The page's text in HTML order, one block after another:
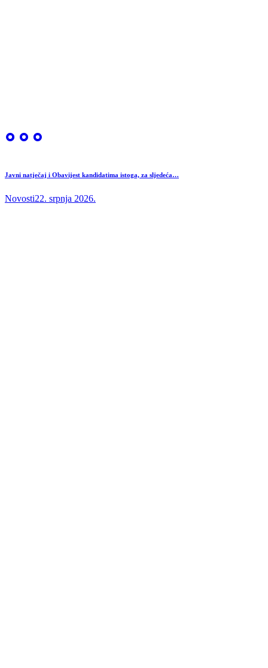
Javni natječaj i Obavijest kandidatima istoga, za sljedeća…
Novosti22. srpnja 2026.